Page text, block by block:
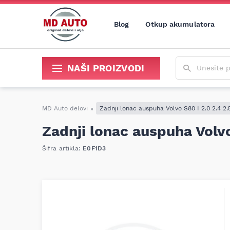
Blog Otkup akumulatora
NAŠI PROIZVODI
MD Auto delovi » Zadnji lonac auspuha Volvo S80 I 2.0 2.4
Zadnji lonac auspuha
Šifra artikla: E0F1D3